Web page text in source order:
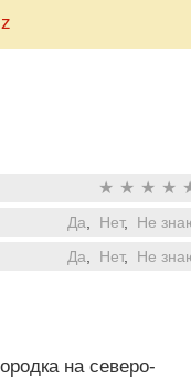
★ ★ ★ ★
Да Нет, Не
Да Нет, Не
на северо-